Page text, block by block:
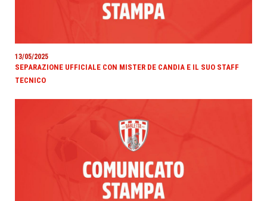
13/05/2025
SEPARAZIONE UFFICIALE CON MISTER DE CANDIA E IL SUO STAFF
TECNICO